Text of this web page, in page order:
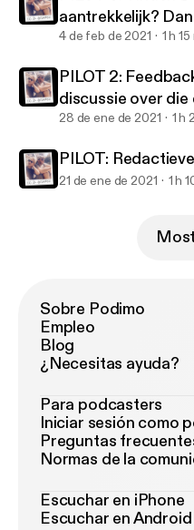
aantrekkelijk?
vrouwen tijdens
mannen...
4 de feb de 2021 1 h
PILOT 2:
discussie over die
nou jaloers op
28 de ene de 2021 1 h
PILOT:
21 de ene de 2021 1 h
Sobre Podimo
Empleo
Blog
¿Necesitas ayuda?
Para podcasters
Iniciar sesión como
Preguntas
Normas de la
Escuchar en iPhone
Escuchar en Android